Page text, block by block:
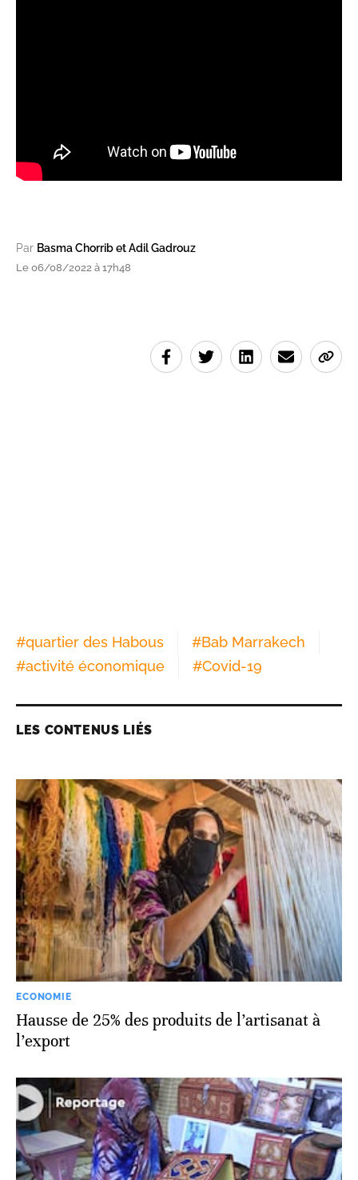
Par Basma Chorrib et Adil Gadrouz
Le 06/08/2022 à 17h48
#quartier des Habous #Bab Marrakech
#activité économique #Covid-19
LES CONTENUS LIÉS
ECONOMIE
Hausse de 25% des produits de l’artisanat à
l’export